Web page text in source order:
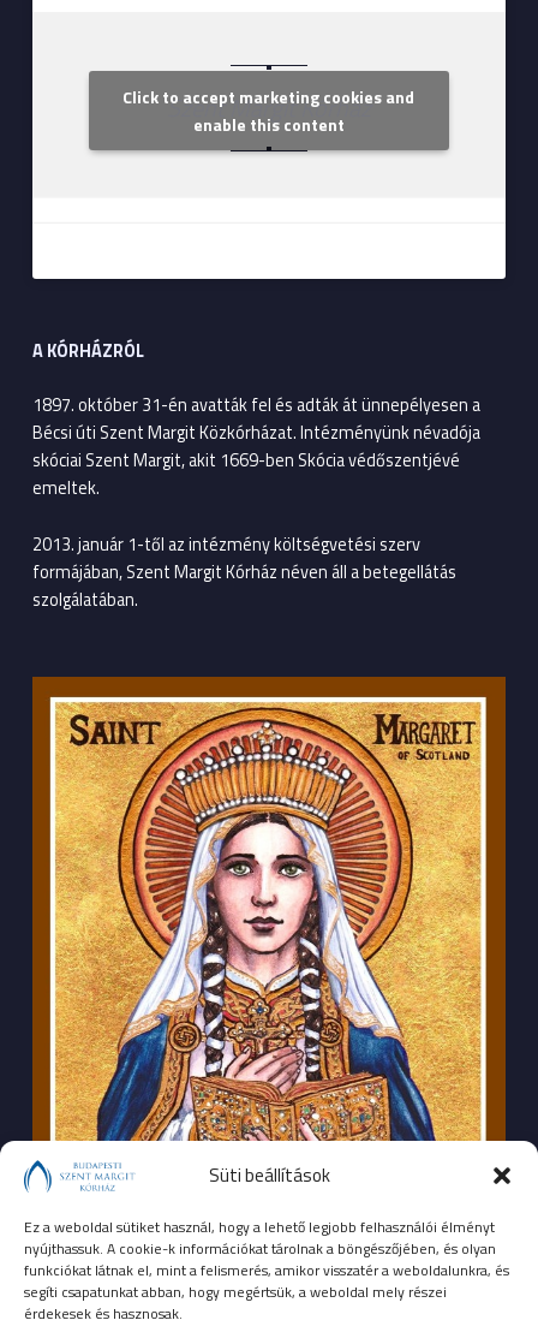
Süti beállítások
Ez a weboldal sütiket használ, hogy a lehető legjobb felhasználói élményt
nyújthassuk. A cookie-k információkat tárolnak a böngészőjében, és olyan
funkciókat látnak el, mint a felismerés, amikor visszatér a weboldalunkra, és
segíti csapatunkat abban, hogy megértsük, a weboldal mely részei
érdekesek és hasznosak.
Szent Margit Kórház
Click to accept marketing cookies and
enable this content
A KÓRHÁZRÓL
1897. október 31-én avatták fel és adták át ünnepélyesen a
Bécsi úti Szent Margit Közkórházat. Intézményünk névadója
skóciai Szent Margit, akit 1669-ben Skócia védőszentjévé
emeltek.
2013. január 1-től az intézmény költségvetési szerv
formájában, Szent Margit Kórház néven áll a betegellátás
szolgálatában.